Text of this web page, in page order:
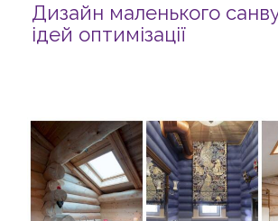
Дизайн маленького
ідей оптимізації